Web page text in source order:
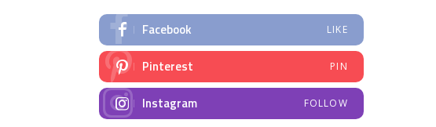
Facebook LIKE
Pinterest PIN
Instagram FOLLOW